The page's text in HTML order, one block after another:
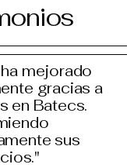
mejorado
gracias a
en Batecs.
sus